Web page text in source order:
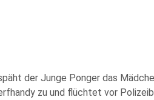
der Junge Ponger das
zu und flüchtet vor